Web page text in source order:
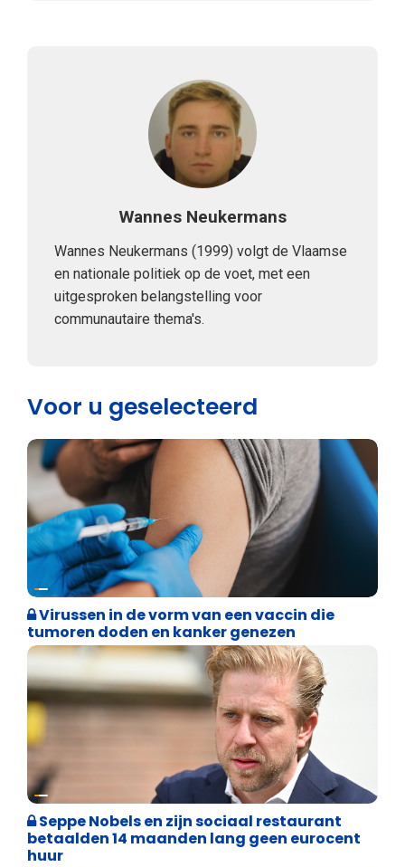
Wannes Neukermans
Wannes Neukermans (1999) volgt de Vlaamse
en nationale politiek op de voet, met een
uitgesproken belangstelling voor
communautaire thema's.
Voor u geselecteerd
Weekblad 't Pallieterke
Virussen in de vorm van een vaccin die
tumoren doden en kanker genezen
Binnenland politiek
Seppe Nobels en zijn sociaal restaurant
betaalden 14 maanden lang geen eurocent
huur